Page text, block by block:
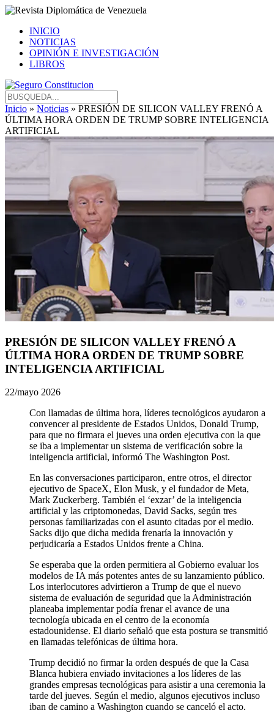
INICIO
NOTICIAS
OPINIÓN E INVESTIGACIÓN
LIBROS
Inicio » Noticias » PRESIÓN DE SILICON VALLEY FRENÓ A
ÚLTIMA HORA ORDEN DE TRUMP SOBRE INTELIGENCIA
ARTIFICIAL
PRESIÓN DE SILICON VALLEY FRENÓ A
ÚLTIMA HORA ORDEN DE TRUMP SOBRE
INTELIGENCIA ARTIFICIAL
22/mayo 2026
Con llamadas de última hora, líderes tecnológicos ayudaron a
convencer al presidente de Estados Unidos, Donald Trump,
para que no firmara el jueves una orden ejecutiva con la que
se iba a implementar un sistema de verificación sobre la
inteligencia artificial, informó The Washington Post.
En las conversaciones participaron, entre otros, el director
ejecutivo de SpaceX, Elon Musk, y el fundador de Meta,
Mark Zuckerberg. También el ‘exzar’ de la inteligencia
artificial y las criptomonedas, David Sacks, según tres
personas familiarizadas con el asunto citadas por el medio.
Sacks dijo que dicha medida frenaría la innovación y
perjudicaría a Estados Unidos frente a China.
Se esperaba que la orden permitiera al Gobierno evaluar los
modelos de IA más potentes antes de su lanzamiento público.
Los interlocutores advirtieron a Trump de que el nuevo
sistema de evaluación de seguridad que la Administración
planeaba implementar podía frenar el avance de una
tecnología ubicada en el centro de la economía
estadounidense. El diario señaló que esta postura se transmitió
en llamadas telefónicas de última hora.
Trump decidió no firmar la orden después de que la Casa
Blanca hubiera enviado invitaciones a los líderes de las
grandes empresas tecnológicas para asistir a una ceremonia la
tarde del jueves. Según el medio, algunos ejecutivos incluso
iban de camino a Washington cuando se canceló el acto.